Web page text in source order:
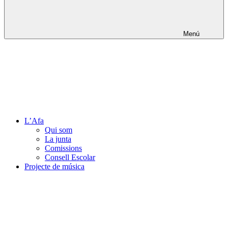
Menú
L’Afa
Qui som
La junta
Comissions
Consell Escolar
Projecte de música